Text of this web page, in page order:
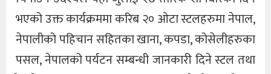
भएको उक्त कार्यक्रममा करिब २० ओटा स्टलहरुमा नेपाल,
नेपालीको पहिचान सहितका खाना, कपडा, कोसेलीहरुका
पसल, नेपालको पर्यटन सम्बन्धी जानकारी दिने स्टल तथा